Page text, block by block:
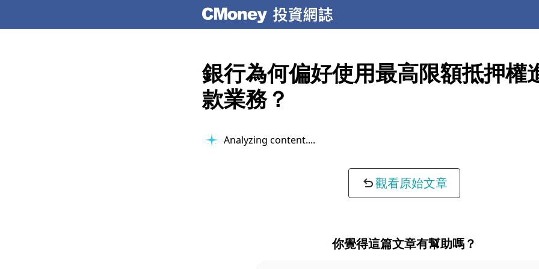
銀行為何偏好使用最高限額抵押權
款業務？
Analyzing content...
觀看原始文章
你覺得這篇文章有幫助嗎？